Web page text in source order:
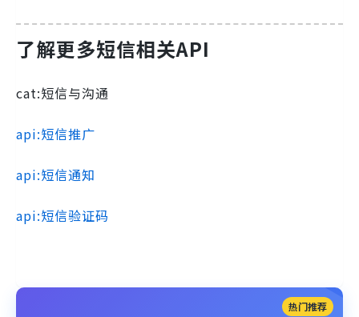
了解更多短信相关API
cat:短信与沟通
api:短信推广
api:短信通知
api:短信验证码
热门推荐